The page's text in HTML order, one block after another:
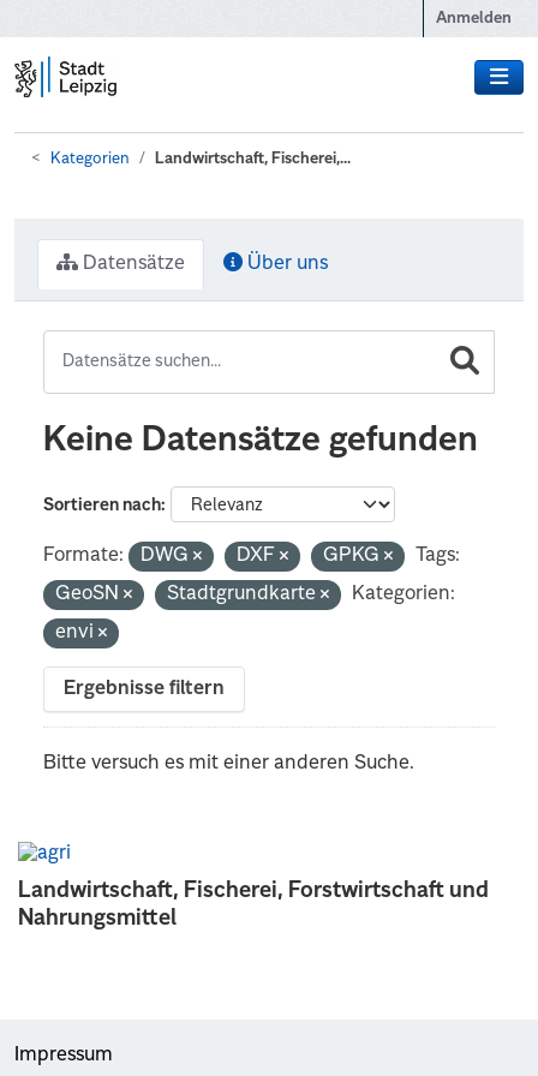
Anmelden
Kategorien Landwirtschaft, Fischerei,...
Landwirtschaft, Fischerei, Forstwirtschaft und
Nahrungsmittel
Datensätze Über uns
Keine Datensätze gefunden
Sortieren nach
Formate: DWG DXF GPKG
Tags:
GeoSN
Stadtgrundkarte
Kategorien:
envi
Ergebnisse filtern
Bitte versuch es mit einer anderen Suche.
Impressum